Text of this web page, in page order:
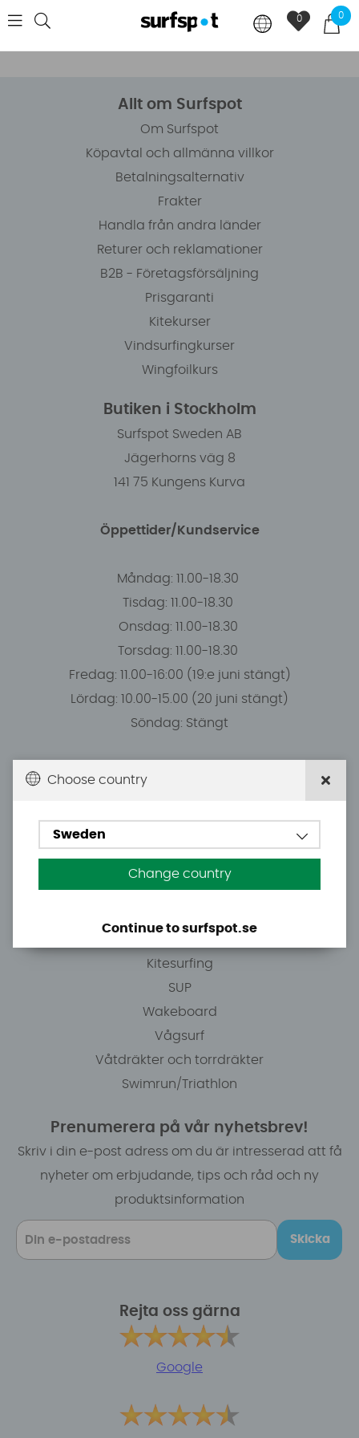
0
0
Allt om Surfspot
Om Surfspot
Köpavtal och allmänna villkor
Betalningsalternativ
Frakter
Handla från andra länder
Returer och reklamationer
B2B - Företagsförsäljning
Prisgaranti
Kitekurser
Vindsurfingkurser
Wingfoilkurs
Butiken i Stockholm
Surfspot Sweden AB
Jägerhorns väg 8
141 75 Kungens Kurva
Öppettider/Kundservice
Måndag: 11.00-18.30
Tisdag: 11.00-18.30
Onsdag: 11.00-18.30
Torsdag: 11.00-18.30
Fredag: 11.00-16:00 (19:e juni stängt)
Lördag: 10.00-15.00 (20 juni stängt)
Söndag: Stängt
Du kan hämta ordrar efter överenskommelse från
E-post: info@surfspot.se
Kitesurfing
SUP
Wakeboard
Vågsurf
Våtdräkter och torrdräkter
Swimrun/Triathlon
Prenumerera på vår nyhetsbrev!
Skriv i din e-post adress om du är intresserad att få
nyheter om erbjudande, tips och råd och ny
produktsinformation
Skicka
Rejta oss gärna
Google
Choose country
Sweden
Change country
Continue to surfspot.se